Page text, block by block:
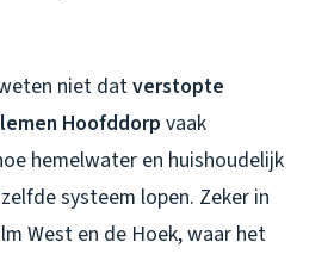
niet datverstopte
Hoofddorp vaak
hemelwater en huishoudelijk
systeem lopen. Zeker in
West en de Hoek, waar het